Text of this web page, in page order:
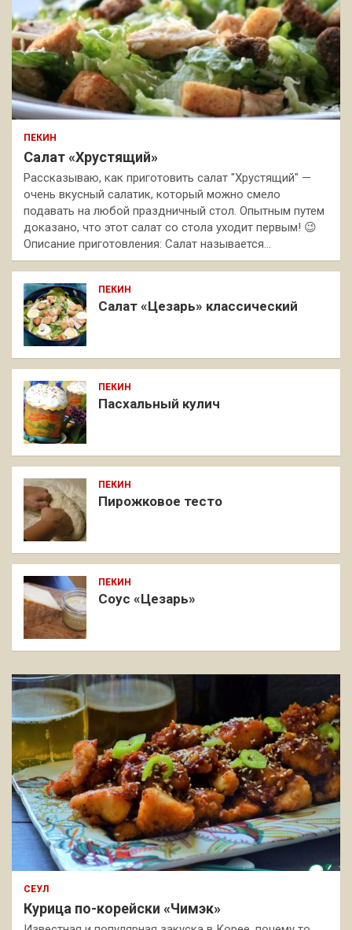
ПЕКИН
Салат «Хрустящий»
Рассказываю, как приготовить салат "Хрустящий" —
очень вкусный салатик, который можно смело
подавать на любой праздничный стол. Опытным путем
доказано, что этот салат со стола уходит первым! 😉
Описание приготовления: Салат называется…
ПЕКИН
Салат «Цезарь» классический
ПЕКИН
Пасхальный кулич
ПЕКИН
Пирожковое тесто
ПЕКИН
Соус «Цезарь»
СЕУЛ
Курица по-корейски «Чимэк»